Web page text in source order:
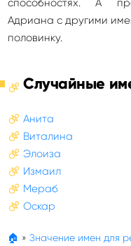
способностях. А
Адриана с другими
половинку.
Случайные
Анита
Виталина
Элоиза
Измаил
Мераб
Оскар
🏠 » Значение имен для